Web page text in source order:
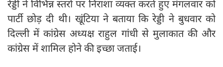
रेड्डी ने विभिन्न स्तरों पर निराशा व्यक्त करते हुए मंगलवार को
पार्टी छोड़ दी थी। खूंटिया ने बताया कि रेड्डी ने बुधवार को
दिल्ली में कांग्रेस अध्यक्ष राहुल गांधी से मुलाकात की और
कांग्रेस में शामिल होने की इच्छा जताई।